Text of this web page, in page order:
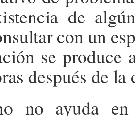
de
con un
se produce
después de la
no ayuda